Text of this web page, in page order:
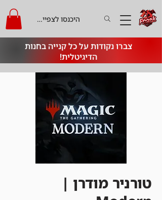
צברו נקודות על כל קנייה בחנות
הדיגיטלית!
היכנסו לצפייה בקרדיט
טורניר מודרן |